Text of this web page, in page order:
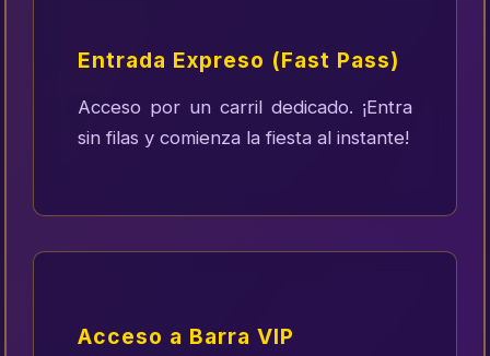
Entrada Expreso (Fast Pass)
Acceso por un carril dedicado. ¡Entra
sin filas y comienza la fiesta al instante!
Acceso a Barra VIP